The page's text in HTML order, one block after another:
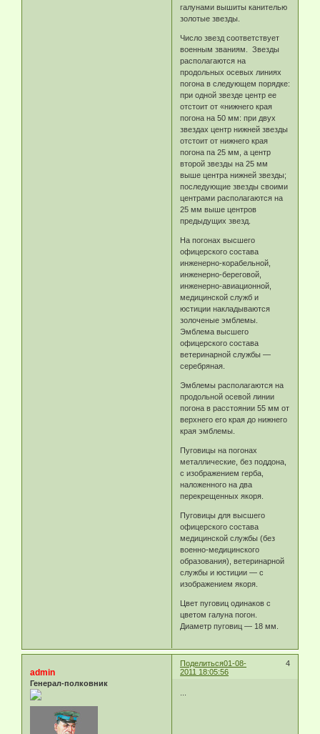
галунами вышиты канителью
золотые звезды.
Число звезд соответствует
военным званиям. Звезды
располагаются на
продольных осевых линиях
погона в следующем порядке:
при одной звезде центр ее
отстоит от «нижнего края
погона на 50 мм: при двух
звездах центр нижней звезды
отстоит от нижнего края
погона па 25 мм, а центр
второй звезды на 25 мм
выше центра нижней звезды;
последующие звезды своими
центрами располагаются на
25 мм выше центров
предыдущих звезд.
На погонах высшего
офицерского состава
инженерно-корабельной,
инженерно-береговой,
инженерно-авиационной,
медицинской служб и
юстиции накладываются
золоченые эмблемы.
Эмблема высшего
офицерского состава
ветеринарной службы —
серебряная.
Эмблемы располагаются на
продольной осевой линии
погона в расстоянии 55 мм от
верхнего его края до нижнего
края эмблемы.
Пуговицы на погонах
металлические, без поддона,
с изображением герба,
наложенного на два
перекрещенных якоря.
Пуговицы для высшего
офицерского состава
медицинской службы (без
военно-медицинского
образования), ветеринарной
службы и юстиции — с
изображением якоря.
Цвет пуговиц одинаков с
цветом галуна погон.
Диаметр пуговиц — 18 мм.
Поделиться 4
01-08-
2011 18:05:56
admin
Генерал-полковник